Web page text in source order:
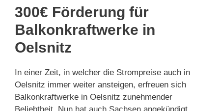
300€ Förderung für
Balkonkraftwerke in
Oelsnitz
In einer Zeit, in welcher die Strompreise auch in
Oelsnitz immer weiter ansteigen, erfreuen sich
Balkonkraftwerke in Oelsnitz zunehmender
Beliebtheit. Nun hat auch Sachsen angekündigt,